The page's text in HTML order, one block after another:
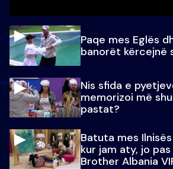
Paqe mes Eglës
banorët kërcejnë
Nis sfida e
memorizoi më
pastat?
Batuta mes
kur jam aty, jo
Brother Albania